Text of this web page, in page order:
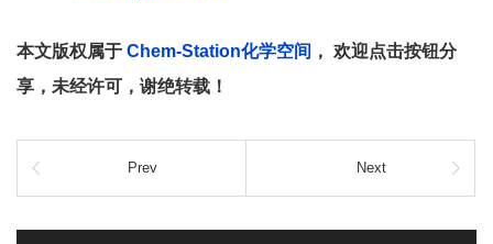
本文版权属于 Chem-Station化学空间
， 欢迎点击按钮分
享，未经许可，谢绝转载！
Prev Next